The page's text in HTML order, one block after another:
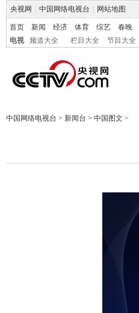
央视网 中国网络电视台 网站地图
首页 新闻 经济 体育 综艺 春晚
电视
频道大全 栏目大全 节目大全
中国网络电视台 > 新闻台 > 中国图文 >